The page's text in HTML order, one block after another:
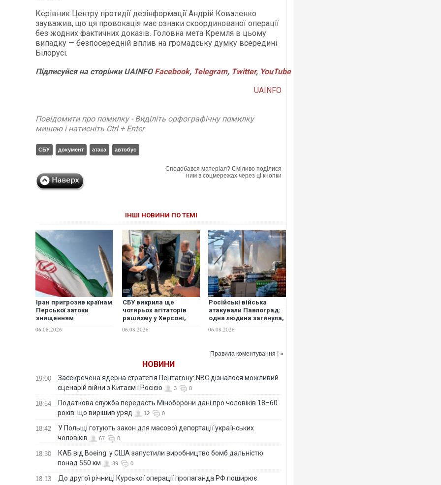
Керівник Центру протидії дезінформації Андрій Коваленко
зауважив, що ця провокація має ознаки скоординованої операції
без жодних фактичних доказів. Головна мета Кремля в цьому
випадку — безпосередній вплив на громадську думку всередині
Білорусі.
ПідписуйсянасторінкиUAINFO Facebook, Telegram, Twitter, YouTube
UAINFO
Повідомити про помилку - Виділіть орфографічну помилку
мишею і натисніть Ctrl + Enter
СБУ документ атака автобус
Сподобався матеріал? Сміливо поділися
ним в соцмережах через ці кнопки
ІНШІ НОВИНИ ПО ТЕМІ
Іран пригрозив країнам
Перської затоки
знищенням
у разі нових атак США, -
06.08.2026
СБУ викрила ще
чотирьох агітаторів
рашизму у Херсоні,
Сумщині
06.08.2026
Російські війська
атакували Павлоград:
одна людина загинула,
06.08.2026
Правила коментування ! »
НОВИНИ
19:00
Засекречена ядерна стратегія Пентагону: NBC дізналося можливий
сценарій війни з Китаєм і Росією
3 0
18:54
Податкова служба передасть Міноборони дані про чоловіків 18–60
років: що вирішив уряд
12 0
18:42
У Польщі готують закон для масової депортації українських
чоловіків
67 0
18:30
КАБ від Boeing: у США запустили виробництво бомб дальністю
понад 550 км
39 0
18:13
До другої річниці Курської операції пропаганда РФ поширює